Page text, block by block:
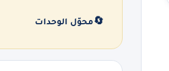
🔄 محوّل الوحدات